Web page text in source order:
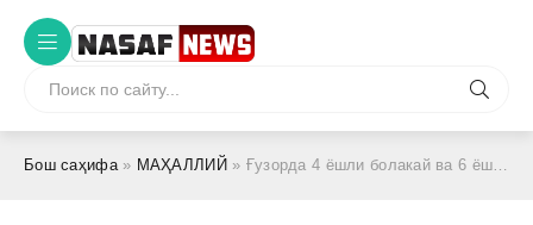
Бош саҳифа» МАҲАЛЛИЙ » Ғузорда 4 ёшли болакай ва 6 ёшли қизалоқ қайси касалликдан вафот этгани маълум бўлди